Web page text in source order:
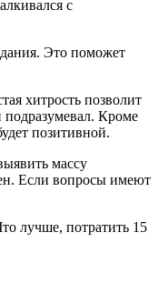
с
Это поможет
хитрость позволит
подразумевал. Кроме
позитивной.
массу
Если вопросы имеют
лучше, потратить 15